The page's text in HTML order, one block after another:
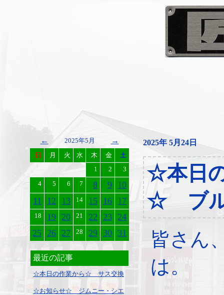
← 2025年5月 →
日 月 火 水 木 金
土
1
2
3
4
5 6 7 8 9 10
11
12 13 14 15 16 17
18 19 20 21 22 23 24
25 26 27 28 29 30 31
最近の記事
☆本日の作業から☆ サス交換
☆お知らせ☆ ジムニー・シエ
2025年 5月24日
☆本日
☆ ブ
皆さん
は。